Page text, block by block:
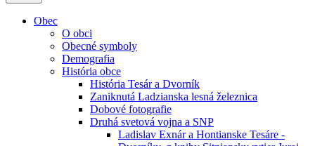
Obec
O obci
Obecné symboly
Demografia
História obce
História Tesár a Dvorník
Zaniknutá Ladzianska lesná železnica
Dobové fotografie
Druhá svetová vojna a SNP
Ladislav Exnár a Hontianske Tesáre -